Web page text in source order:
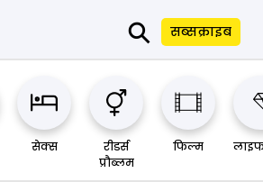
⚲ सब्सक्राइब
सेक्स
रीडर्स
प्रौब्लम
फिल्म